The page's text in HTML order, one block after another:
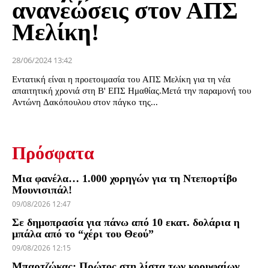
ανανεώσεις στον ΑΠΣ
Μελίκη!
28/06/2024 13:42
Εντατική είναι η προετοιμασία του ΑΠΣ Μελίκη για τη νέα
απαιτητική χρονιά στη Β' ΕΠΣ Ημαθίας.Μετά την παραμονή του
Αντώνη Δακόπουλου στον πάγκο της...
Πρόσφατα
Μια φανέλα… 1.000 χορηγών για τη Ντεπορτίβο
Μουνισιπάλ!
09/08/2026 12:47
Σε δημοπρασία για πάνω από 10 εκατ. δολάρια η
μπάλα από το “χέρι του Θεού”
09/08/2026 12:15